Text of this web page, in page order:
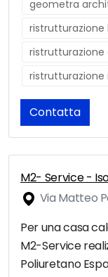
geometra
ristrutturazione
ristrutturazione
ristrutturazione
Contatta
M2- Service -
Via Matteo
Per una casa
M2-Service
Poliuretano